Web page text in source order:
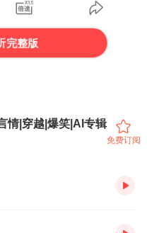
完整版
情|穿越|爆笑|AI专辑
免费订阅